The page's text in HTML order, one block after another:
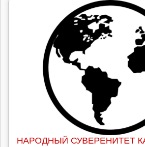
НАРОДНЫЙ СУВЕРЕНИТЕТ